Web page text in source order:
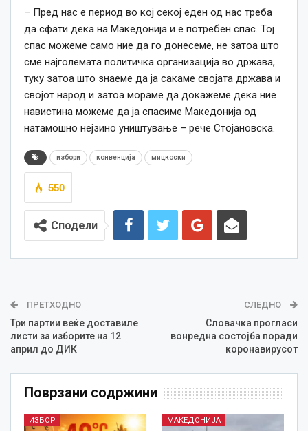
– Пред нас е период во кој секој еден од нас треба
да сфати дека на Македонија и е потребен спас. Тој
спас можеме само ние да го донесеме, не затоа што
сме најголемата политичка организација во држава,
туку затоа што знаеме да ја сакаме својата држава и
својот народ и затоа мораме да докажеме дека ние
навистина можеме да ја спасиме Македонија од
натамошно нејзино уништување – рече Стојановска.
избори конвенција мицкоски
550
Сподели
ПРЕТХОДНО
Три партии веќе доставиле
листи за изборите на 12
април до ДИК
СЛЕДНО
Словачка прогласи
вонредна состојба поради
коронавирусот
Поврзани содржини
ИЗБОР МАКЕДОНИЈА